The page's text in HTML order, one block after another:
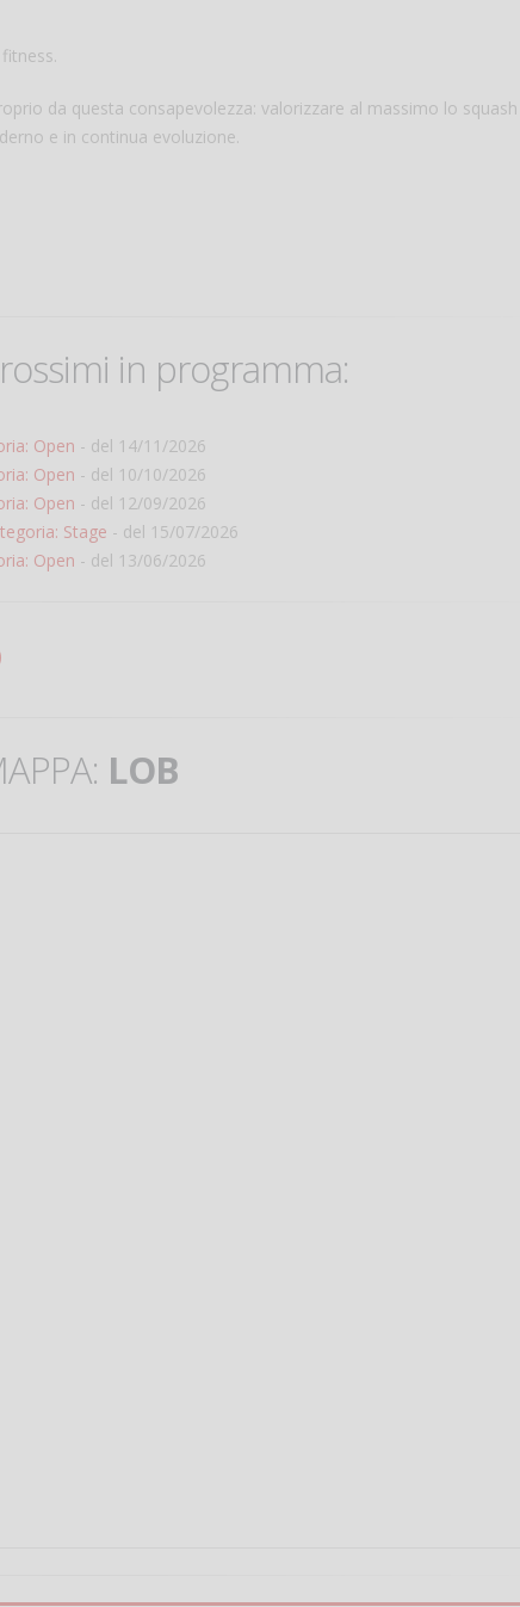
da questa consapevolezza: valorizzare al massimo lo
e in continua evoluzione.
in programma:
Open - del 14/11/2026
Open - del 10/10/2026
Open - del 12/09/2026
Stage - del 15/07/2026
Open - del 13/06/2026
LOB